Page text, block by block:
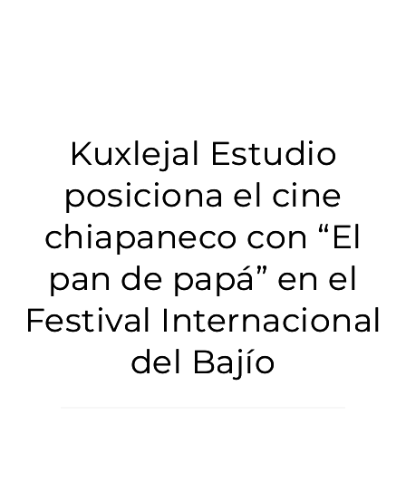
Kuxlejal Estudio
posiciona el cine
chiapaneco con “El
pan de papá” en el
Festival Internacional
del Bajío